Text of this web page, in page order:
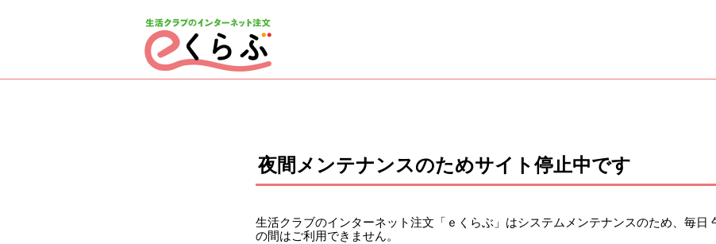
夜間メンテナンスのためサイト停止中です
生活クラブのインターネット注文「ｅくらぶ」はシステムメンテナンスのため、毎日
の間はご利用できません。